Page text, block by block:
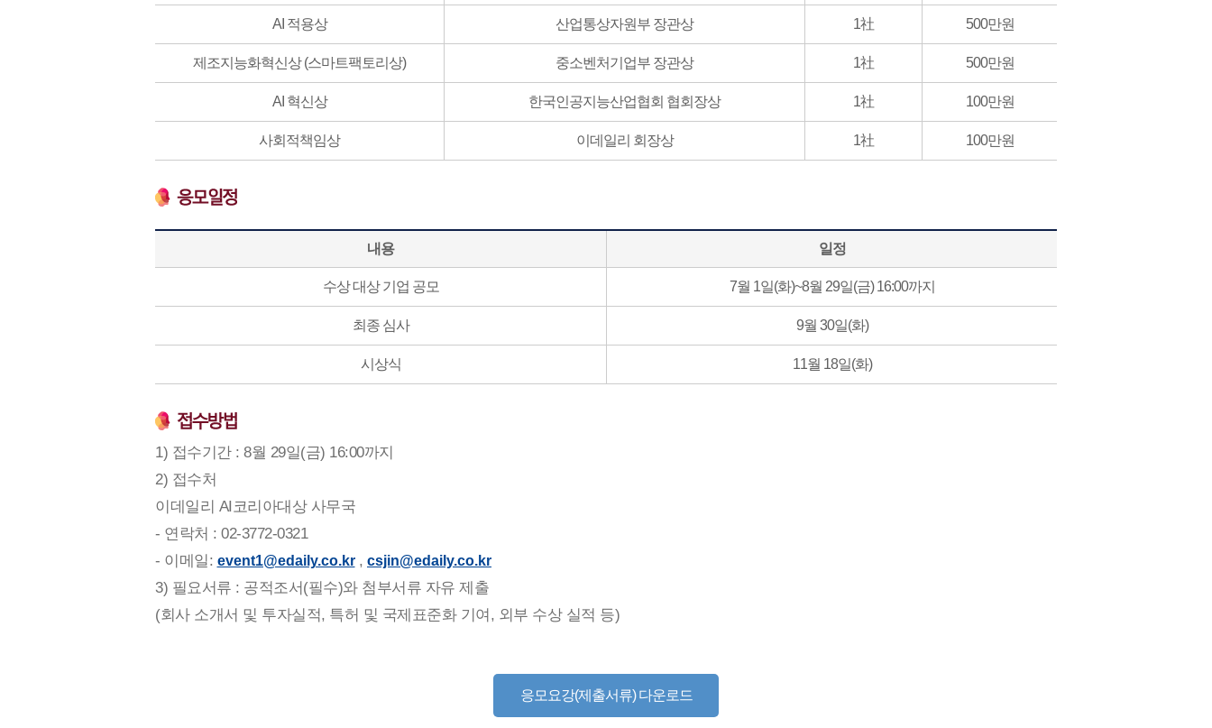
AI 적용상 산업통상자원부 장관상 1社 500만원
제조지능화혁신상 (스마트팩토리상) 중소벤처기업부 장관상 1社 500만원
AI 혁신상 한국인공지능산업협회 협회장상 1社 100만원
사회적책임상 이데일리 회장상 1社 100만원
내용 일정
수상 대상 기업 공모 7월 1일(화)~8월 29일(금) 16:00까지
최종 심사 9월 30일(화)
시상식 11월 18일(화)
1) 접수기간 : 8월 29일(금) 16:00까지
2) 접수처
이데일리 AI코리아대상 사무국
- 연락처 : 02-3772-0321
- 이메일: event1@edaily.co.kr, csjin@edaily.co.kr
3) 필요서류 : 공적조서(필수)와 첨부서류 자유 제출
(회사 소개서 및 투자실적, 특허 및 국제표준화 기여, 외부 수상 실적 등)
응모요강(제출서류) 다운로드